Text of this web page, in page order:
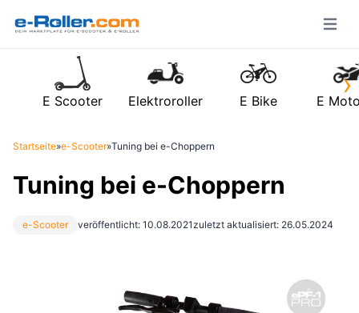
Open
›
E Scooter Elektroroller E Bike E
Startseite»e-Scooter»Tuning bei e-Choppern
Tuning bei e-Choppern
e-Scooter veröffentlicht: 10.08.2021zuletzt aktualisiert: 26.05.2024